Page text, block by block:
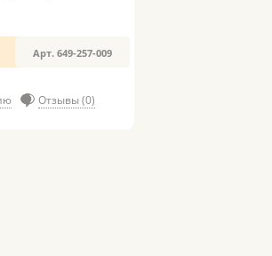
Арт. 649-257-009
Отзывы (0)